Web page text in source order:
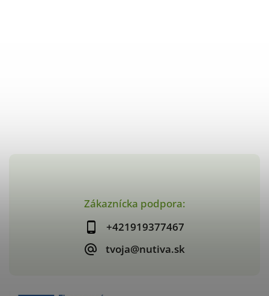
Zákaznícka podpora:
+421919377467
tvoja@nutiva.sk